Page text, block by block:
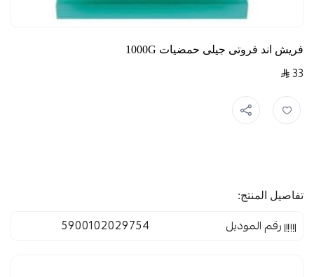
فريش اند فروتى جيلى حمضيات 1000G
33
تفاصيل المنتج:
رقم الموديل 5900102029754